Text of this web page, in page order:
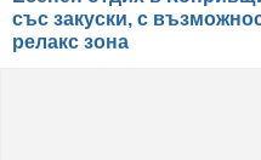
със закуски, с
релакс зона